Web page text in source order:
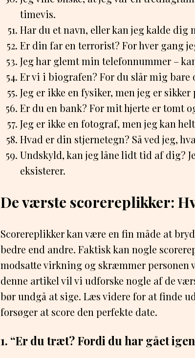
timevis.
Har du et navn, eller kan jeg kalde dig
Er din far en terrorist? For hver gang
Jeg har glemt min telefonnummer –
Er vi i biografen? For du slår mig bare
Jeg er ikke en fysiker, men jeg er
Er du en bank? For mit hjerte er tomt
Jeg er ikke en fotograf, men jeg kan
Hvad er din stjernetegn? Så ved jeg,
Undskyld, kan jeg låne lidt tid af dig?
eksisterer.
De værste scorereplikker:
Scorereplikker kan være en fin måde at
bedre end andre. Faktisk kan nogle
modsatte virkning og skræmmer
denne artikel vil vi udforske nogle af de
bør undgå at sige. Læs videre for at finde
forsøger at score den perfekte date.
1. “Er du træt? Fordi du har gået